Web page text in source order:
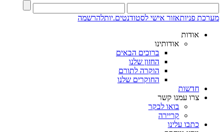
מערכת פניותאזור אישי לסטודנטים.יותלהרשמה
אודות
אודותינו
ברוכים הבאים
החזון שלנו
הוקרה לתורם
החוקרים שלנו
חדשות
צרו עמנו קשר
בואו לבקר
קריירה
כתבו עלינו